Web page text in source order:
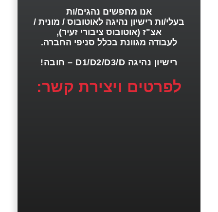
אנו מחפשים נהגים/ות
בעלי/ות רישיון נהיגה לאוטובוס / מונית /
אצ"ז (אוטובוס ציבורי זעיר),
לעבודה מגוונת בכלל סניפי החברה.
רישיון נהיגה D1/D2/D3/D – חובה!
לפרטים ויצירת קשר: